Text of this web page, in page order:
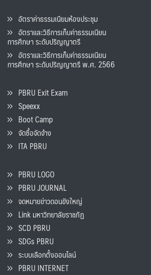
อัตราค่าธรรมเนียมห้องประชุม
อัตราและวิธีการเก็บค่าธรรมเนียน
การศึกษา ระดับปริญญาตรี
อัตราและวิธีการเก็บค่าธรรมเนียน
การศึกษา ระดับปริญญาตรี พ.ศ. 2566
PBRU Exit Exam
Speexx
Boot Camp
จัดซื้อจัดจ้าง
ITA PBRU
PBRU LOGO
PBRU JOURNAL
จดหมายข่าวดอนขังใหญ่
Link มหาวิทยาลัยราชภัฏ
SCD PBRU
SDGs PBRU
ระบบเลือกตั้งออนไลน์
PBRU INTERNET